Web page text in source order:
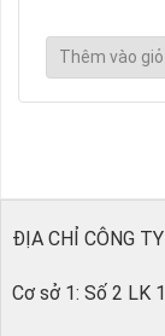
Thêm vào
ĐỊA CHỈ CÔNG
Cơ sở 1: Số 2 LK